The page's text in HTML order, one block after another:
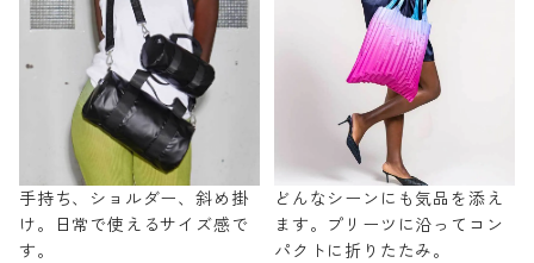
手持ち、ショルダー、斜め掛
け。日常で使えるサイズ感で
す。
どんなシーンにも気品を添え
ます。プリーツに沿ってコン
パクトに折りたたみ。